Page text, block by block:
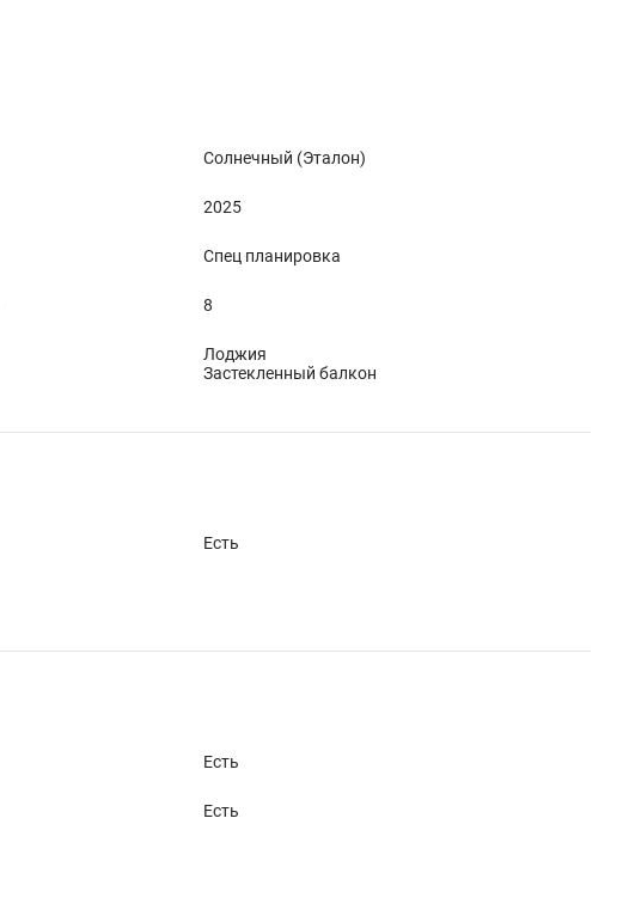
Солнечный (Эталон)
2025
Спец планировка
8
Лоджия
Застекленный балкон
Есть
Есть
Есть